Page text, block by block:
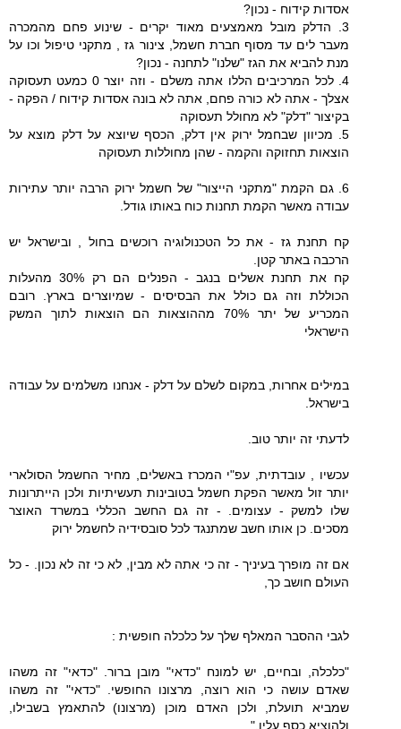
אסדות קידוח - נכון?
3. הדלק מובל מאמצעים מאוד יקרים - שינוע פחם מהמכרה
מעבר לים עד מסוף חברת חשמל, צינור גז , מתקני טיפול וכו על
מנת להביא את הגז "שלנו" לתחנה - נכון?
4. לכל המרכיבים הללו אתה משלם - וזה יוצר 0 כמעט תעסוקה
אצלך - אתה לא כורה פחם, אתה לא בונה אסדות קידוח / הפקה -
בקיצור "דלק" לא מחולל תעסוקה
5. מכיוון שבחמל ירוק אין דלק, הכסף שיוצא על דלק מוצא על
הוצאות תחזוקה והקמה - שהן מחוללות תעסוקה
6. גם הקמת "מתקני הייצור" של חשמל ירוק הרבה יותר עתירות
עבודה מאשר הקמת תחנות כוח באותו גודל.
קח תחנת גז - את כל הטכנולוגיה רוכשים בחול , ובישראל יש
הרכבה באתר קטן.
קח את תחנת אשלים בנגב - הפנלים הם רק 30% מהעלות
הכוללת וזה גם כולל את הבסיסים - שמיוצרים בארץ. רובם
המכריע של יתר 70% מההוצאות הם הוצאות לתוך המשק
הישראלי
במילים אחרות, במקום לשלם על דלק - אנחנו משלמים על עבודה
בישראל.
לדעתי זה יותר טוב.
עכשיו , עובדתית, עפ"י המכרז באשלים, מחיר החשמל הסולארי
יותר זול מאשר הפקת חשמל בטובינות תעשיתיות ולכן הייתרונות
שלו למשק - עצומים. - זה גם החשב הכללי במשרד האוצר
מסכים. כן אותו חשב שמתנגד לכל סובסידיה לחשמל ירוק
אם זה מופרך בעיניך - זה כי אתה לא מבין, לא כי זה לא נכון. - כל
העולם חושב כך,
לגבי ההסבר המאלף שלך על כלכלה חופשית :
"כלכלה, ובחיים, יש למונח "כדאי" מובן ברור. "כדאי" זה משהו
שאדם עושה כי הוא רוצה, מרצונו החופשי. "כדאי" זה משהו
שמביא תועלת, ולכן האדם מוכן (מרצונו) להתאמץ בשבילו,
ולהוציא כסף עליו."